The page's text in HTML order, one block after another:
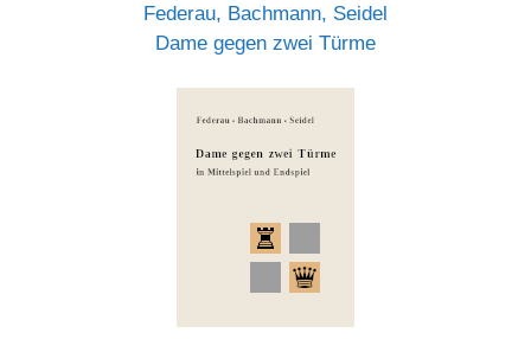
Federau, Bachmann, Seidel
Dame gegen zwei Türme